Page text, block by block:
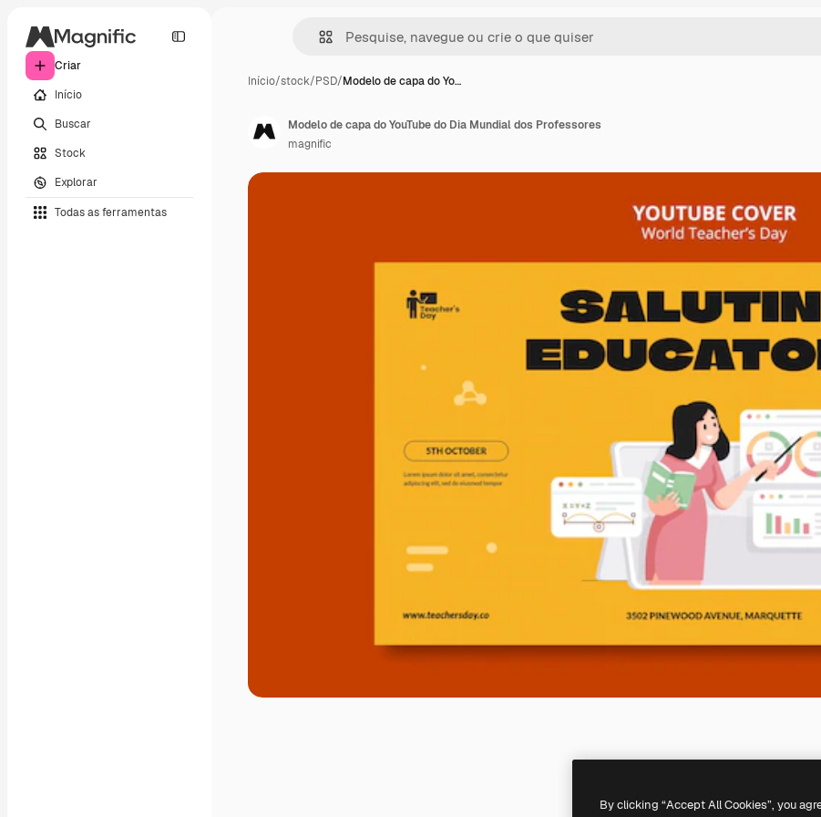
Criar
Início
Buscar
Stock
Explorar
Todas as ferramentas
Início/stock/PSD/Modelo de capa do Yo…
Modelo de capa do YouTube do Dia Mundial dos Professores
magnific
By clicking “Accept All Cookies”, you